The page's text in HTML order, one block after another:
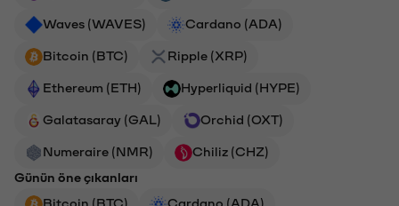
Waves (WAVES) Cardano (ADA)
Bitcoin (BTC) Ripple (XRP)
Ethereum (ETH) Hyperliquid (HYPE)
Galatasaray (GAL) Orchid (OXT)
Numeraire (NMR)
Chiliz (CHZ)
Günün öne çıkanları
Bitcoin (BTC)
Cardano (ADA)